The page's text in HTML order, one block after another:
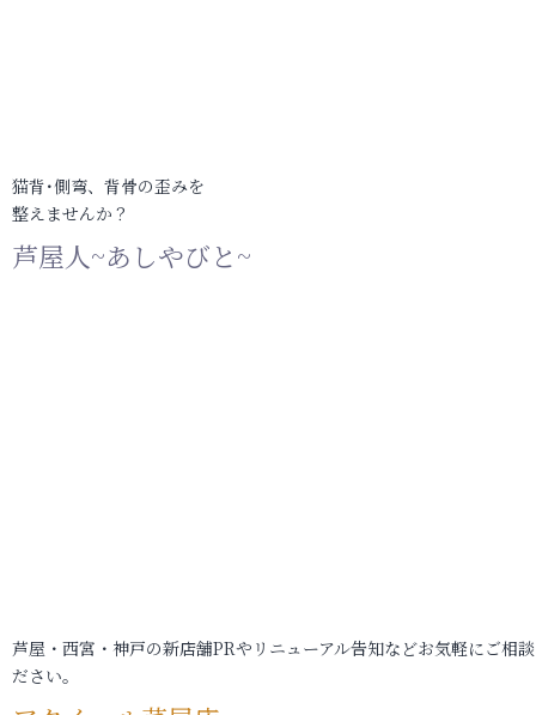
猫背･側弯、背骨の歪みを
整えませんか？
芦屋人~あしやびと~
芦屋・西宮・神戸の新店舗PRやリニューアル告知などお気軽にご相
ださい。